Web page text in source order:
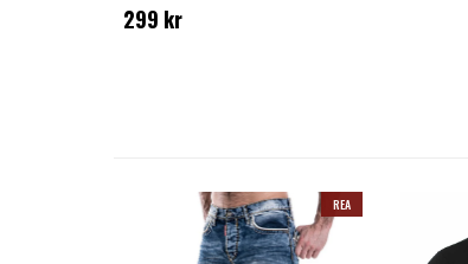
Pris: 299 kr
299 kr
REA